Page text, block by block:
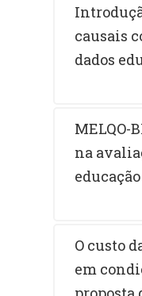
de
causais
dados
MELQO-
na
O custo
em